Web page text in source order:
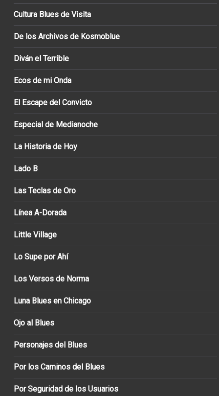
Cultura Blues de Visita
De los Archivos de Kosmoblue
Diván el Terrible
Ecos de mi Onda
El Escape del Convicto
Especial de Medianoche
La Historia de Hoy
Lado B
Las Teclas de Oro
Línea A-Dorada
Little Village
Lo Supe por Ahí
Los Versos de Norma
Luna Blues en Chicago
Ojo al Blues
Personajes del Blues
Por los Caminos del Blues
Por Seguridad de los Usuarios